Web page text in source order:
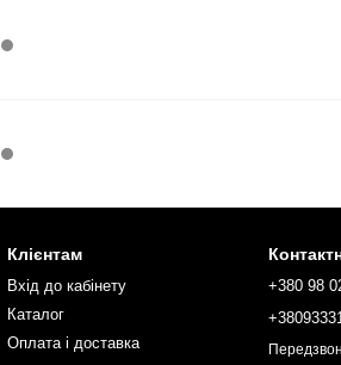
Клієнтам
Вхід до кабінету
Каталог
Оплата і доставка
+380 98